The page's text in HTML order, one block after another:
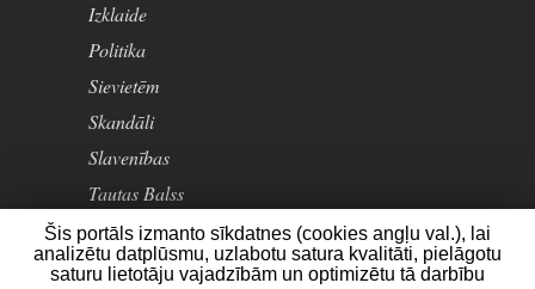
Izklaide
Politika
Sievietēm
Skandāli
Slavenības
Tautas Balss
Visas tiesības aizsargātas © svarigi.com 2020
Šis portāls izmanto sīkdatnes (cookies angļu val.), lai
analizētu datplūsmu, uzlabotu satura kvalitāti, pielāgotu
saturu lietotāju vajadzībām un optimizētu tā darbību